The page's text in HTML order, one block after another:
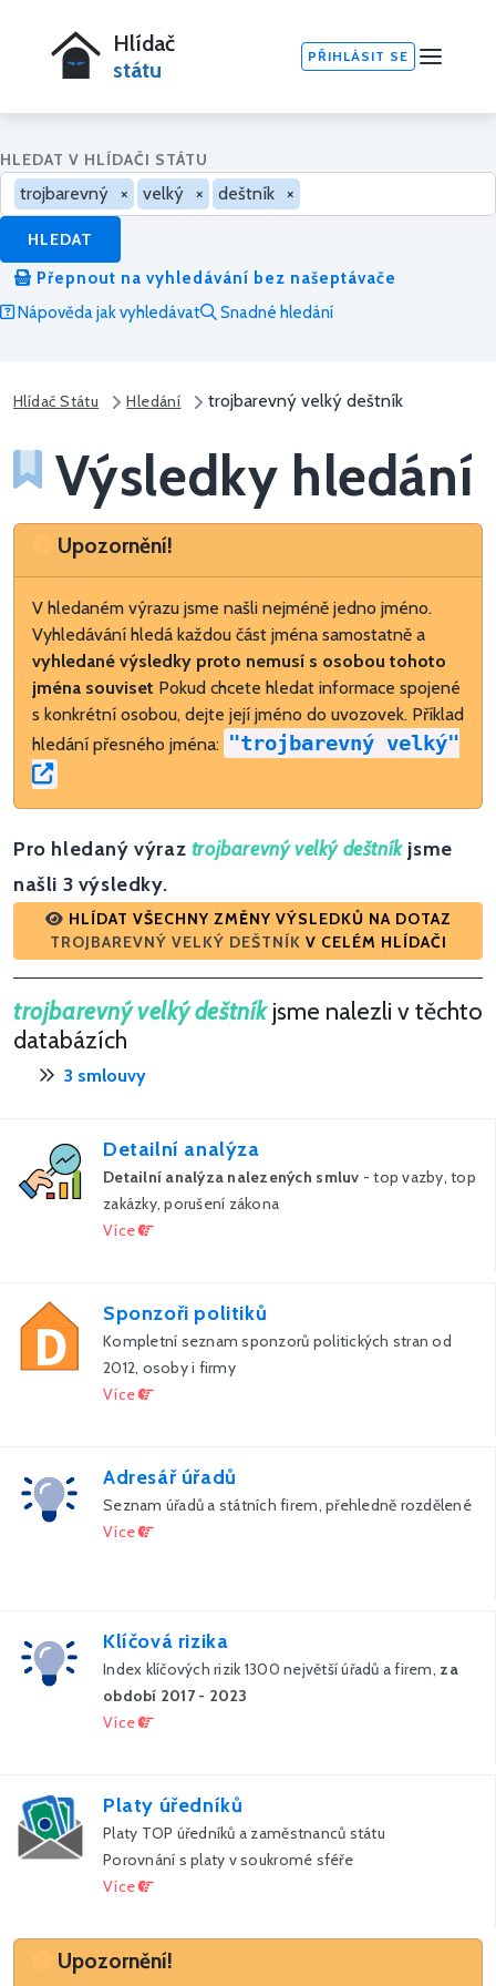
Hlídač
státu
PŘIHLÁSIT SE
HLEDAT V HLÍDAČI STÁTU
trojbarevný × velký × deštník ×
HLEDAT
Přepnout na vyhledávání bez našeptávače
Nápověda jak vyhledávat
Snadné hledání
Hlídač Státu Hledání trojbarevný velký deštník
Výsledky hledání
Upozornění
Upozornění!
V hledaném výrazu jsme našli nejméně jedno jméno.
Vyhledávání hledá každou část jména samostatně a
vyhledané výsledky proto nemusí s osobou tohoto
jména souviset Pokud chcete hledat informace spojené
s konkrétní osobou, dejte její jméno do uvozovek. Příklad
hledání přesného jména: "trojbarevný velký"
Pro hledaný výraz trojbarevný velký deštníkjsme
našli 3 výsledky.
HLÍDAT VŠECHNY ZMĚNY VÝSLEDKŮ NA DOTAZ
TROJBAREVNÝ VELKÝ DEŠTNÍK V CELÉM HLÍDAČI
trojbarevný velký deštníkjsme nalezli v těchto
databázích
3 smlouvy
Detailní analýza
Detailní analýza nalezených smluv - top vazby, top
zakázky, porušení zákona
Více
Sponzoři politiků
Kompletní seznam sponzorů politických stran od
2012, osoby i firmy
Více
Adresář úřadů
Seznam úřadů a státních firem, přehledně rozdělené
Více
Klíčová rizika
Index klíčových rizik 1300 největší úřadů a firem, za
období 2017 - 2023
Více
Platy úředníků
Platy TOP úředníků a zaměstnanců státu
Porovnání s platy v soukromé sféře
Více
Upozornění
Upozornění!